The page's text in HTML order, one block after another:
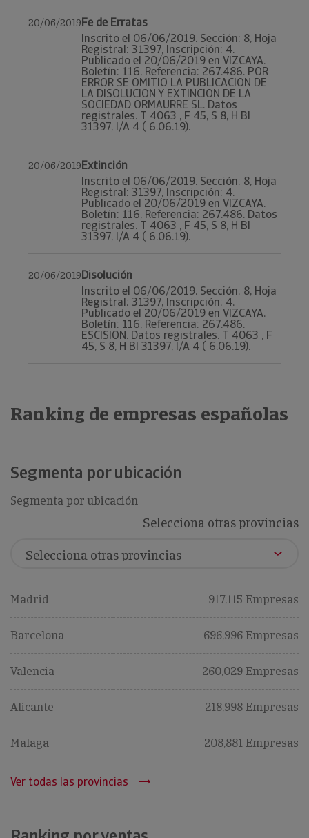
20/06/2019Fe de Erratas
Inscrito el 06/06/2019. Sección: 8, Hoja
Registral: 31397, Inscripción: 4.
Publicado el 20/06/2019 en VIZCAYA.
Boletín: 116, Referencia: 267.486. POR
ERROR SE OMITIO LA PUBLICACION DE
LA DISOLUCION Y EXTINCION DE LA
SOCIEDAD ORMAURRE SL. Datos
registrales. T 4063 , F 45, S 8, H BI
31397, I/A 4 ( 6.06.19).
20/06/2019Extinción
Inscrito el 06/06/2019. Sección: 8, Hoja
Registral: 31397, Inscripción: 4.
Publicado el 20/06/2019 en VIZCAYA.
Boletín: 116, Referencia: 267.486. Datos
registrales. T 4063 , F 45, S 8, H BI
31397, I/A 4 ( 6.06.19).
20/06/2019Disolución
Inscrito el 06/06/2019. Sección: 8, Hoja
Registral: 31397, Inscripción: 4.
Publicado el 20/06/2019 en VIZCAYA.
Boletín: 116, Referencia: 267.486.
ESCISION. Datos registrales. T 4063 , F
45, S 8, H BI 31397, I/A 4 ( 6.06.19).
Ranking de empresas españolas
Segmenta por ubicación
Segmenta por ubicación
Selecciona otras provincias
Madrid 917,115 Empresas
Barcelona 696,996 Empresas
Valencia 260,029 Empresas
Alicante 218,998 Empresas
Malaga 208,881 Empresas
Ver todas las provincias